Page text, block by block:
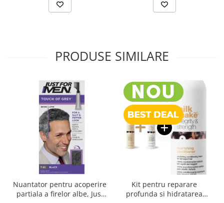
PRODUSE SIMILARE
Nuantator pentru acoperire
partiala a firelor albe, Just
Kit pentru reparare
profunda si hidratarea